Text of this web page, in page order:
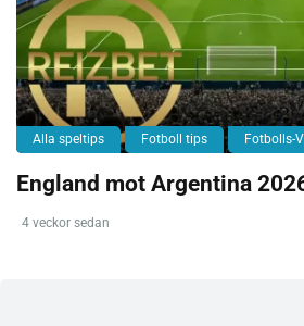
Alla speltips Fotboll tips Fotbolls-
England mot Argentina
4 veckor sedan